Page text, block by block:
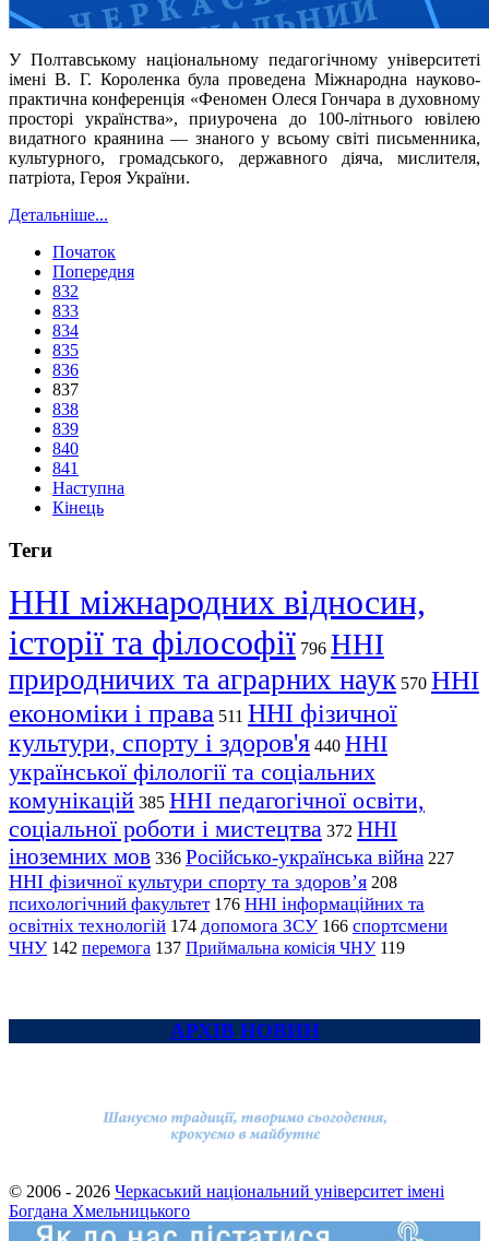
У Полтавському національному педагогічному університеті
імені В. Г. Короленкабула проведенаМіжнародна науково-
практична конференція «Феномен Олеся Гончара в духовному
просторі українства», приурочена до 100-літнього ювілею
видатного краянина — знаного у всьому світі письменника,
культурного, громадського, державного діяча, мислителя,
патріота, Героя України.
Детальніше...
Початок
Попередня
832
833
834
835
836
837
838
839
840
841
Наступна
Кінець
Теги
ННІ міжнародних відносин,
історії та філософії 796 ННІ
природничих та аграрних наук 570 ННІ
економіки і права 511 ННІ фізичної
культури, спорту і здоров'я 440 ННІ
української філології та соціальних
комунікацій 385 ННІ педагогічної освіти,
соціальної роботи і мистецтва 372 ННІ
іноземних мов 336 Російсько-українська війна 227
ННІ фізичної культури спорту та здоров’я 208
психологічний факультет 176 ННІ інформаційних та
освітніх технологій 174 допомога ЗСУ 166 спортсмени
ЧНУ 142 перемога 137 Приймальна комісія ЧНУ 119
АРХІВ НОВИН
© 2006 - 2026 Черкаський національний університет імені
Богдана Хмельницького